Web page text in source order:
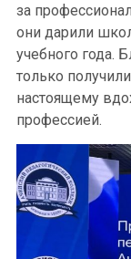
за
они дарили
учебного года.
только
настоящему
профессией.